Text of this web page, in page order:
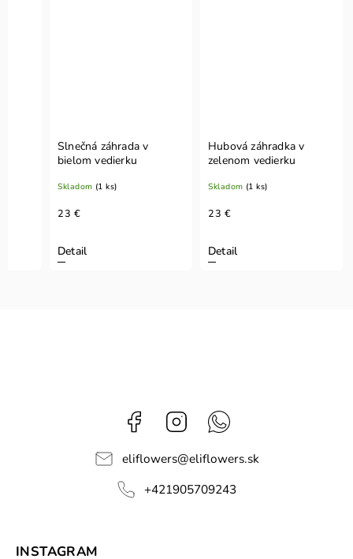
Slnečná záhrada v
bielom vedierku
Skladom (1 ks)
23 €
Detail
Hubová záhradka v
zelenom vedierku
Skladom (1 ks)
23 €
Detail
Facebook Instagram
eliflowers@eliflowers.sk
+421905709243
INSTAGRAM